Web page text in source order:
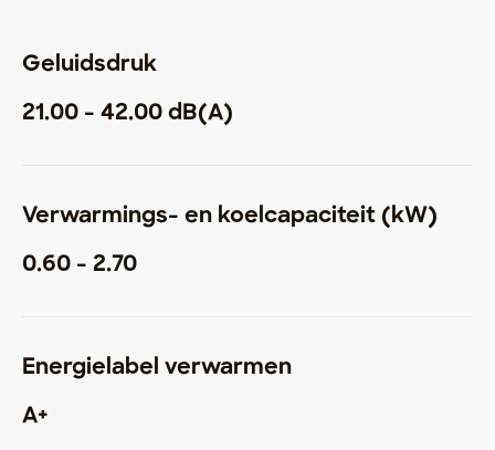
Geluidsdruk
21.00 - 42.00 dB(A)
Verwarmings- en koelcapaciteit (kW)
0.60 - 2.70
Energielabel verwarmen
A+